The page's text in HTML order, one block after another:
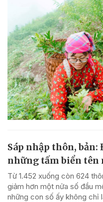
Sáp nhập thôn, bản:
những tấm biển tên
Từ 1.452 xuống còn 624
giảm hơn một nửa số đầu
những con số ấy không chỉ